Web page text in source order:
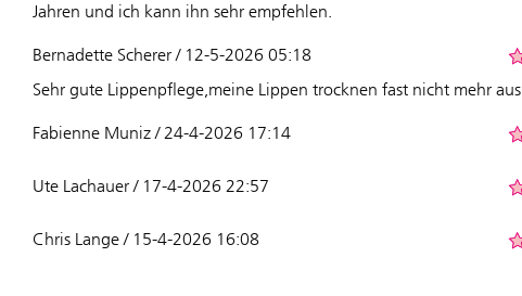
Jahren und ich kann ihn sehr empfehlen.
Bernadette Scherer / 12-5-2026 05:18
Sehr gute Lippenpflege,meine Lippen trocknen fast nicht mehr aus
Fabienne Muniz / 24-4-2026 17:14
Ute Lachauer / 17-4-2026 22:57
Chris Lange / 15-4-2026 16:08